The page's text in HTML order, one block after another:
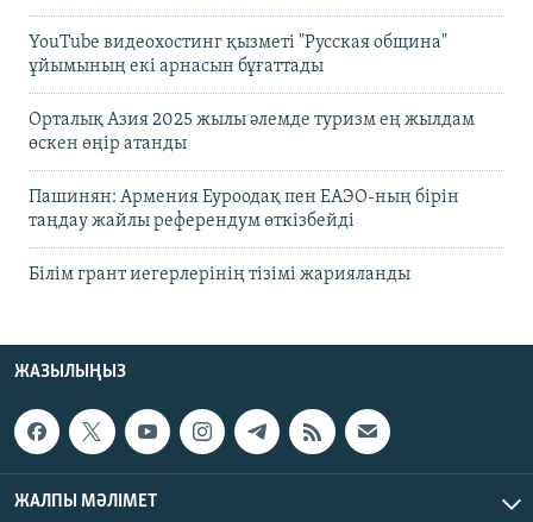
YouTube видеохостинг қызметі "Русская община"
ұйымының екі арнасын бұғаттады
Орталық Азия 2025 жылы әлемде туризм ең жылдам
өскен өңір атанды
Пашинян: Армения Еуроодақ пен ЕАЭО-ның бірін
таңдау жайлы референдум өткізбейді
Білім грант иегерлерінің тізімі жарияланды
ЖАЗЫЛЫҢЫЗ
ЖАЛПЫ МӘЛІМЕТ